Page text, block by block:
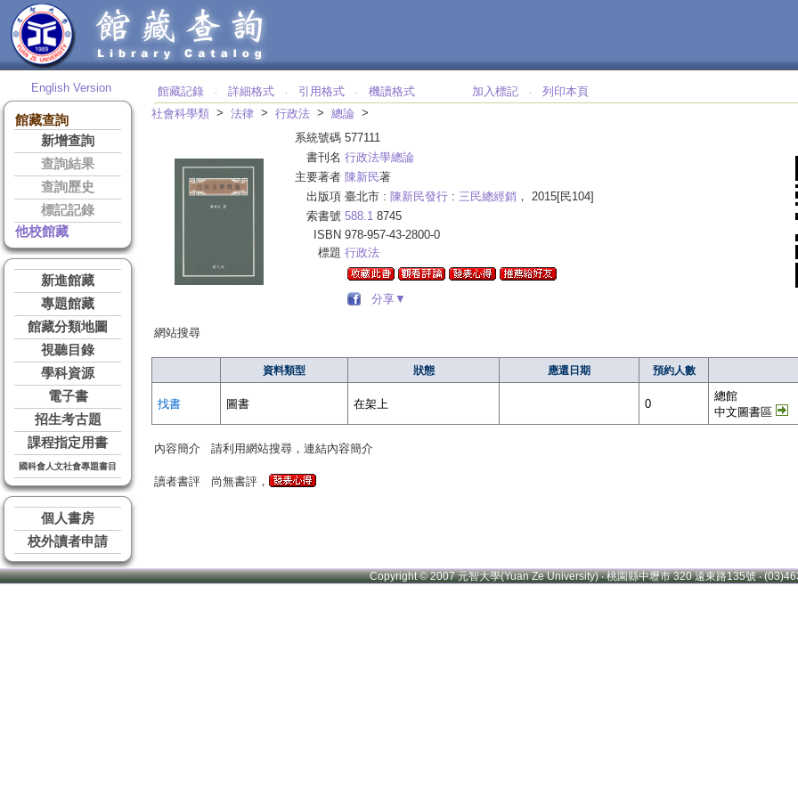
English Version
館藏查詢
新增查詢
查詢結果
查詢歷史
標記記錄
他校館藏
新進館藏
專題館藏
館藏分類地圖
視聽目錄
學科資源
電子書
招生考古題
課程指定用書
國科會人文社會專題書目
個人書房
校外讀者申請
館藏記錄 ‧ 詳細格式 ‧ 引用格式 ‧ 機讀格式 加入標記 ‧
列印本頁
社會科學類 > 法律 > 行政法 > 總論 >
系統號碼 577111
書刊名 行政法學總論
主要著者 陳新民著
出版項 臺北市 : 陳新民發行 : 三民總經銷 ， 2015[民104]
索書號 588.1 8745
ISBN 978-957-43-2800-0
標題 行政法
分享▼
網站搜尋
資料類型 狀態 應還日期 預約人數
找書 圖書 在架上 0
總館
中文圖書區
內容簡介 請利用網站搜尋，連結內容簡介
讀者書評 尚無書評，
Copyright © 2007 元智大學(Yuan Ze University) ‧ 桃園縣中壢市 320 遠東路135號 ‧